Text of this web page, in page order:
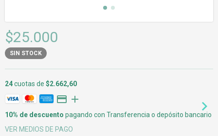
$25.000
SIN STOCK
24cuotas de $2.662,60
10% de descuento pagando con Transferencia o depósito bancario
VER MEDIOS DE PAGO